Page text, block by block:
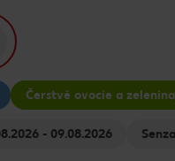
Čerstvé ovocie a
na víkend 08.08.2026 - 09.08.2026